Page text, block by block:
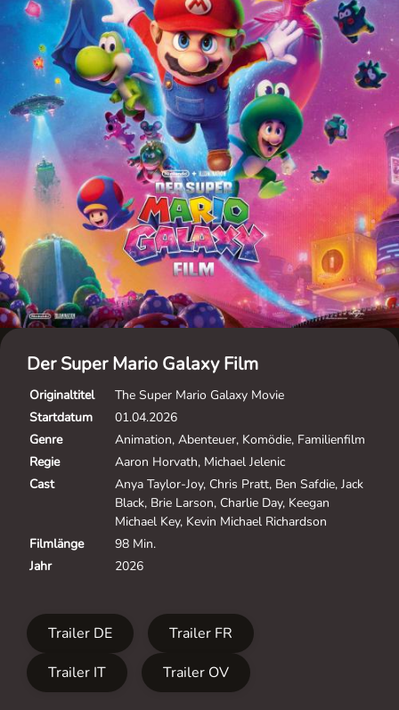
Der Super Mario Galaxy Film
Originaltitel
The Super Mario Galaxy Movie
Startdatum
01.04.2026
Genre
Animation, Abenteuer, Komödie, Familienfilm
Regie
Aaron Horvath, Michael Jelenic
Cast
Anya Taylor-Joy, Chris Pratt, Ben Safdie, Jack
Black, Brie Larson, Charlie Day, Keegan
Michael Key, Kevin Michael Richardson
Filmlänge
98 Min.
Jahr
2026
Trailer DE
Trailer FR
Trailer IT
Trailer OV